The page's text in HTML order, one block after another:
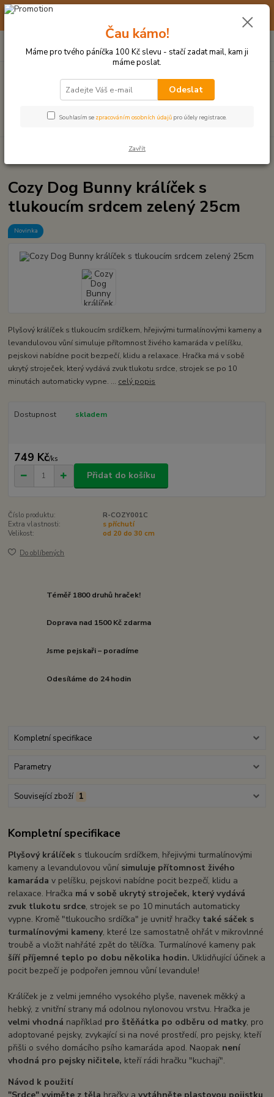
☀️ 10. - 14. SRPNA 2026 MÁME DOVOLENOU ☀️ OBJEDNÁVKY
Hledat
po–pá: 9–17 hod.
za0 Kč
Cozy Dog Bunny králíček s tlukoucím srdcem
Cozy Dog Bunny králíček s
tlukoucím srdcem zelený 25cm
Novinka
Plyšový králíček s tlukoucím srdíčkem, hřejivými turmalínovými kameny a
levandulovou vůní simuluje přítomnost živého kamaráda v pelíšku,
pejskovi nabídne pocit bezpečí, klidu a relaxace. Hračka má v sobě
ukrytý stroječek, který vydává zvuk tlukotu srdce, strojek se po 10
minutách automaticky vypne. ... celý popis
Dostupnost skladem
749 Kč/ks
Přidat do košíku
Číslo produktu:
R-COZY001C
Extra vlastnosti:
s příchutí
Velikost:
od 20 do 30 cm
Do oblíbených
Téměř 1800 druhů hraček!
Doprava nad 1500 Kč zdarma
Jsme pejskaři – poradíme
Odesíláme do 24 hodin
Kompletní specifikace
Parametry
Související zboží 1
Kompletní specifikace
Plyšový králíček s tlukoucím srdíčkem, hřejivými turmalínovými
kameny a levandulovou vůní simuluje přítomnost živého
kamaráda v pelíšku, pejskovi nabídne pocit bezpečí, klidu a
relaxace. Hračka má v sobě ukrytý stroječek, který vydává
zvuk tlukotu srdce, strojek se po 10 minutách automaticky
vypne. Kromě "tlukoucího srdíčka" je uvnitř hračky také sáček s
turmalínovými kameny, které lze samostatně ohřát v mikrovlnné
troubě a vložit nahřáté zpět do tělíčka. Turmalínové kameny pak
šíří příjemné teplo po dobu několika hodin. Uklidňující účinek a
pocit bezpečí je podpořen jemnou vůní levandule!
Králíček je z velmi jemného vysokého plyše, navenek měkký a
hebký, z vnitřní strany má odolnou nylonovou vrstvu. Hračka je
velmi vhodná například pro štěňátka po odběru od matky, pro
adoptované pejsky, zvykající si na nové prostředí, pro pejsky, kteří
přišli o svého domácího psího kamaráda apod. Naopak není
vhodná pro pejsky ničitele, kteří rádi hračku "kuchají".
Návod k použití
Čau kámo!
Máme pro tvého páníčka 100 Kč slevu - stačí zadat mail, kam ji
máme poslat.
Odeslat
Souhlasím se zpracováním osobních údajů pro účely registrace.
Zavřít